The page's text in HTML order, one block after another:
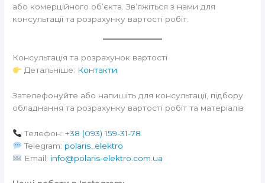
або комерційного об’єкта. Зв’яжіться з нами для
консультації та розрахунку вартості робіт.
Консультація та розрахунок вартості
Детальніше: Контакти
Зателефонуйте або напишіть для консультації, підбору
обладнання та розрахунку вартості робіт та матеріалів
Телефон: +38 (093) 159-31-78
Telegram: polaris_elektro
Email: info@polaris-elektro.com.ua